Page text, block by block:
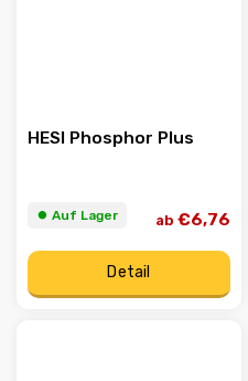
HESI Phosphor Plus
⏺︎ Auf Lager ab €6,76
Detail